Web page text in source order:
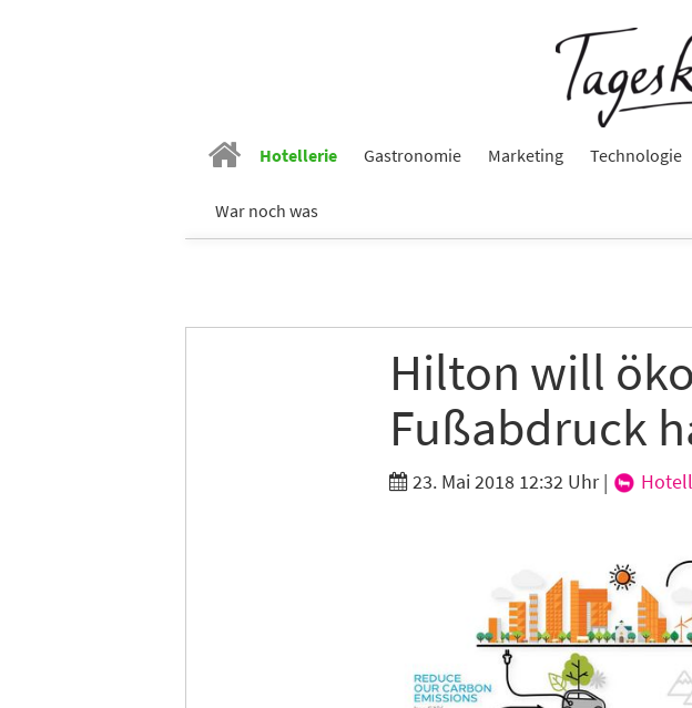
Hotellerie Gastronomie Marketing Technologie
War noch was
Hilton will
Fußabdruck
23. Mai 2018 12:32 Uhr|